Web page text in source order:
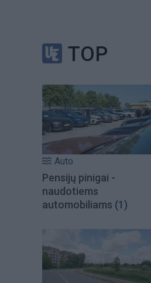
TOP
Auto
Pensijų pinigai -
naudotiems
automobiliams (1)